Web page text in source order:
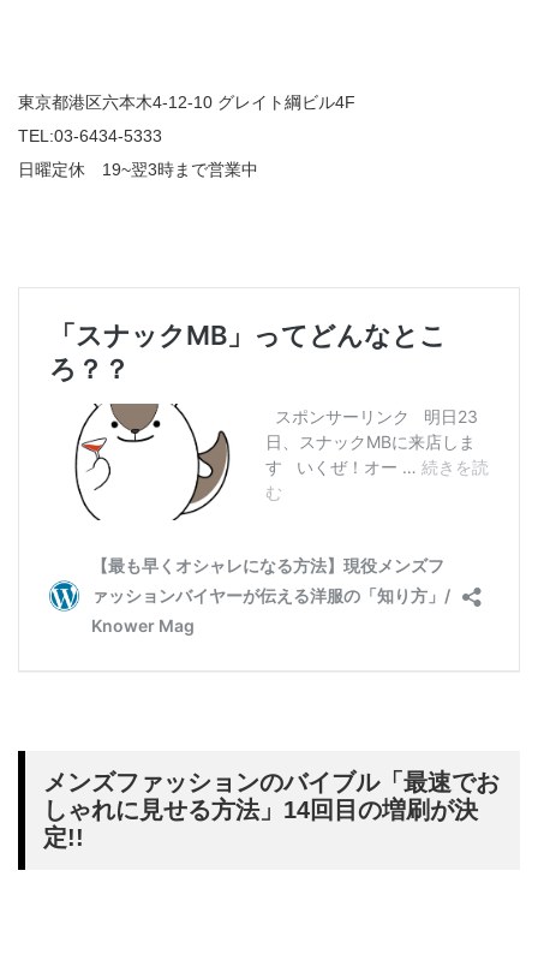
東京都港区六本木4-12-10 グレイト綱ビル4F
TEL:03-6434-5333
日曜定休 19~翌3時まで営業中
メンズファッションのバイブル「最速でお
しゃれに見せる方法」14回目の増刷が決
定!!